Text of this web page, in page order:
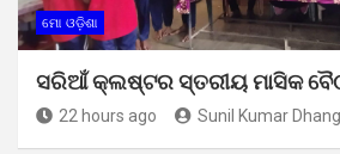
ମୋ ଓଡ଼ିଶା
ସରିଆଁ କ୍ଲଷ୍ଟର ସ୍ତରୀୟ ମାସିକ
22 hours ago Sunil Kumar